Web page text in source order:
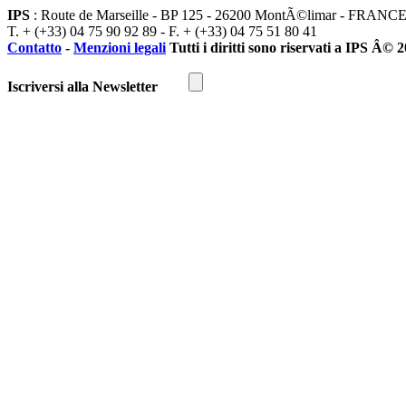
IPS : Route de Marseille - BP 125 - 26200 MontÃ©limar - FRANCE
T. + (+33) 04 75 90 92 89 - F. + (+33) 04 75 51 80 41
Contatto - Menzioni legali Tutti i diritti sono riservati a IPS Â©
Iscriversi alla Newsletter